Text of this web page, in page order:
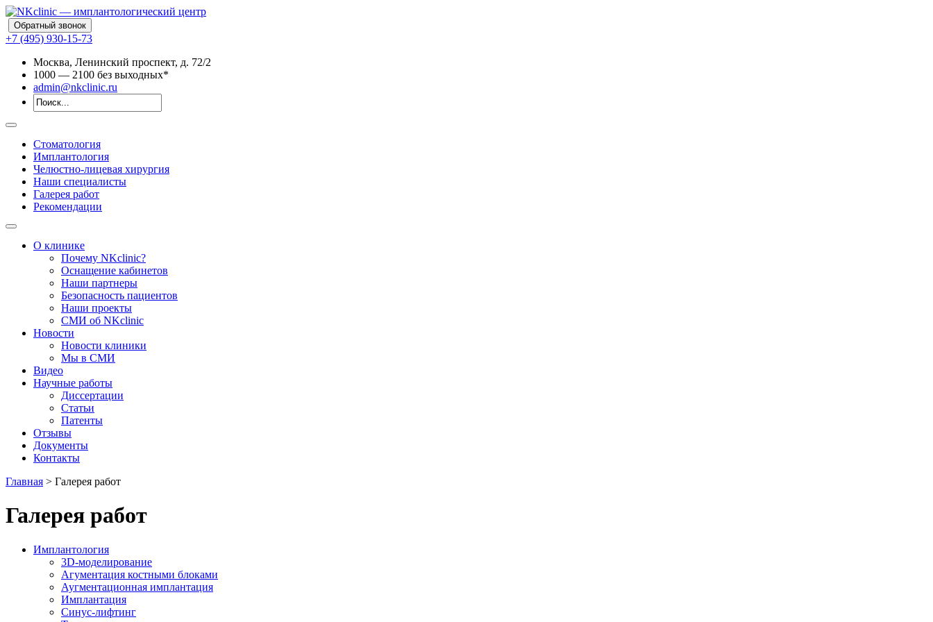
Обратный звонок
+7 (495) 930-15-73
Москва, Ленинский проспект, д. 72/2
1000 — 2100 без выходных*
admin@nkclinic.ru
Стоматология
Имплантология
Челюстно-лицевая хирургия
Наши специалисты
Галерея работ
Рекомендации
О клинике
Почему NKclinic?
Оснащение кабинетов
Наши партнеры
Безопасность пациентов
Наши проекты
СМИ об NKclinic
Новости
Новости клиники
Мы в СМИ
Видео
Научные работы
Диссертации
Статьи
Патенты
Отзывы
Документы
Контакты
Главная > Галерея работ
Галерея работ
Имплантология
3D-моделирование
Агументация костными блоками
Аугментационная имплантация
Имплантация
Синус-лифтинг